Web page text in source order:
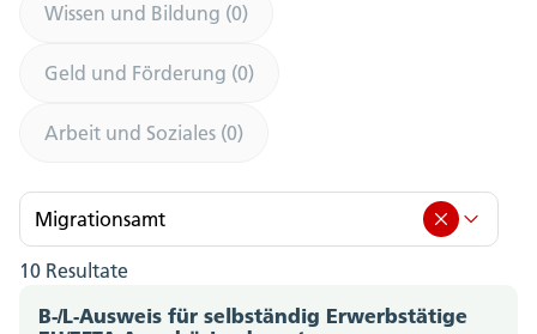
Wissen und Bildung (0)
Geld und Förderung (0)
Arbeit und Soziales (0)
Migrationsamt
Migrationsamt (10)
10 Resultate
B-/L-Ausweis für selbständig Erwerbstätige